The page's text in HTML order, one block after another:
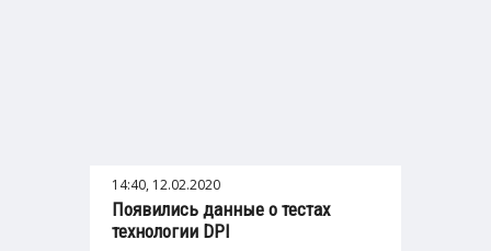
14:40, 12.02.2020
Появились данные о тестах
технологии DPI